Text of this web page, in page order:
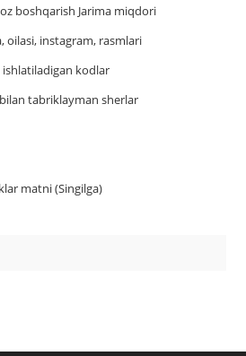
boshqаrish Jаrimа miqdori
oilasi, instagram, rasmlari
kodlar
tabriklayman sherlar
matni (Singilga)